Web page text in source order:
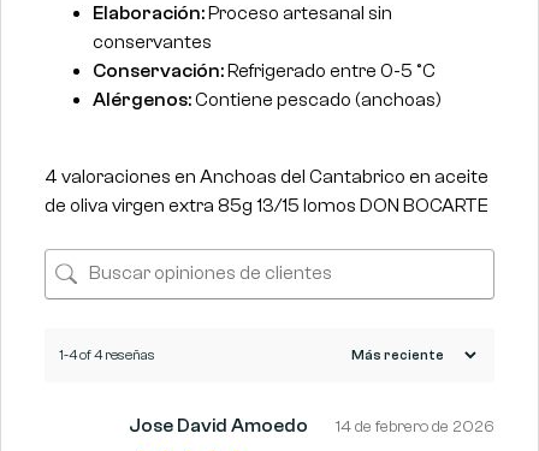
Elaboración:Proceso artesanal sin
conservantes
Conservación:Refrigerado entre 0-5 °C
Alérgenos:Contiene pescado (anchoas)
4 valoraciones en Anchoas del Cantabrico en aceite
de oliva virgen extra 85g 13/15 lomos DON BOCARTE
1-4 of 4 reseñas
Jose David Amoedo 14 de febrero de 2026